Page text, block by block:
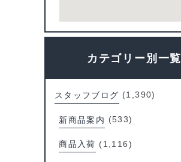
カテゴリー別一覧
スタッフブログ (1,390)
新商品案内 (533)
商品入荷 (1,116)